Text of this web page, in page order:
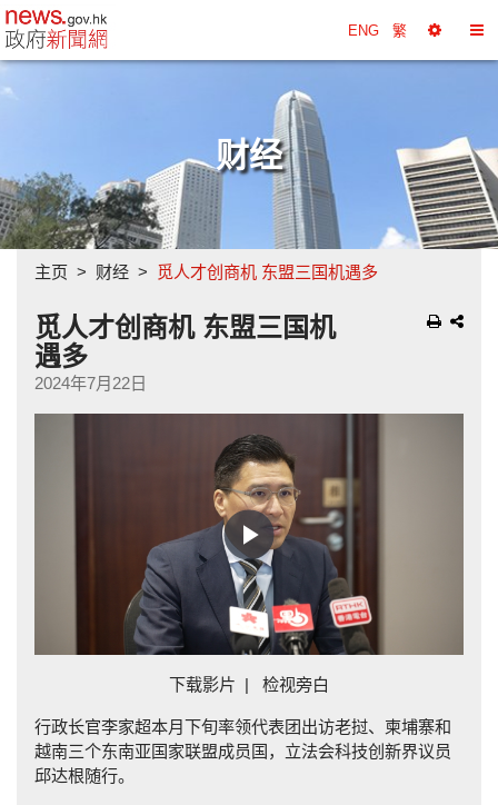
政府新闻网主页 ENG 繁
择
换
财经
主页 财经 觅人才创商机 东盟三国机遇多
觅人才创商机 东盟三国机
遇多
2024年7月22日
Play
Video
下载影片 | 检视旁白
行政长官李家超本月下旬率领代表团出访老挝、柬埔寨和
越南三个东南亚国家联盟成员国， 立法会科技创新界议员
邱达根随行。